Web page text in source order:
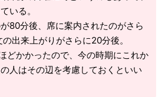
いる。
80分後、席に案内されたのがさら
出来上がりがさらに20分後。
どかかったので、今の時期にこれか
人はその辺を考慮しておくといい